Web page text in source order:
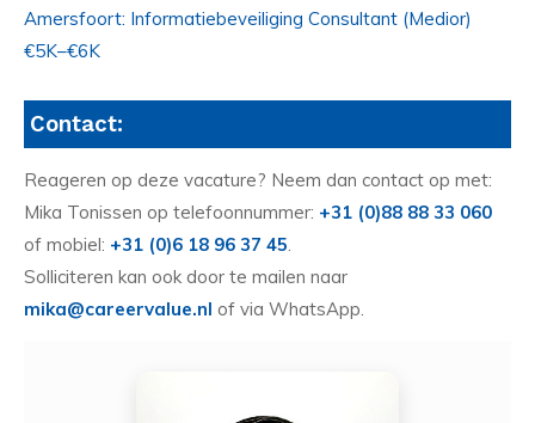
Amersfoort: Informatiebeveiliging Consultant (Medior)
€5K–€6K
Contact:
Reageren op deze vacature? Neem dan contact op met:
Mika Tonissen op telefoonnummer: +31 (0)88 88 33 060
of mobiel: +31 (0)6 18 96 37 45.
Solliciteren kan ook door te mailen naar
mika@careervalue.nl of via WhatsApp.